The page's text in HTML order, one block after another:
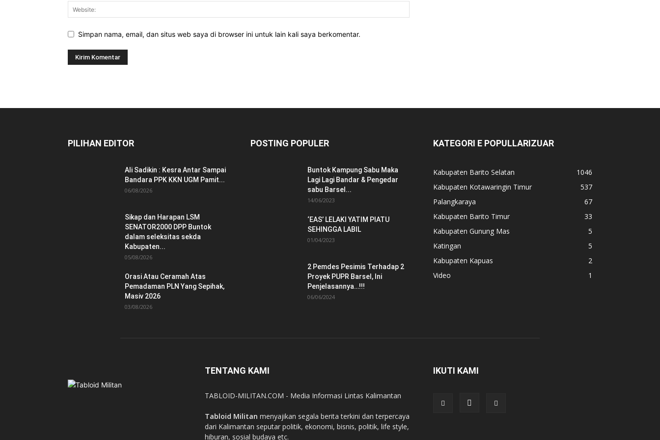
Simpan nama, email, dan situs web saya di browser ini untuk lain kali saya berkomentar.
PILIHAN EDITOR
Ali Sadikin : Kesra Antar Sampai
Bandara PPK KKN UGM Pamit...
06/08/2026
Sikap dan Harapan LSM
SENATOR2000 DPP Buntok
dalam seleksitas sekda
Kabupaten...
05/08/2026
Orasi Atau Ceramah Atas
Pemadaman PLN Yang Sepihak,
Masiv 2026
03/08/2026
POSTING POPULER
Buntok Kampung Sabu Maka
Lagi Lagi Bandar & Pengedar
sabu Barsel...
14/06/2023
‘EAS’ LELAKI YATIM PIATU
SEHINGGA LABIL
01/04/2023
2 Pemdes Pesimis Terhadap 2
Proyek PUPR Barsel, Ini
Penjelasannya…!!!
06/06/2024
KATEGORI E POPULLARIZUAR
Kabupaten Barito Selatan
1046
Kabupaten Kotawaringin Timur
537
Palangkaraya
67
Kabupaten Barito Timur
33
Kabupaten Gunung Mas
5
Katingan
5
Kabupaten Kapuas
2
Video
1
TENTANG KAMI
TABLOID-MILITAN.COM - Media Informasi Lintas Kalimantan
Tabloid Militan menyajikan segala berita terkini dan terpercaya
dari Kalimantan seputar politik, ekonomi, bisnis, politik, life style,
hiburan, sosial budaya etc.
IKUTI KAMI